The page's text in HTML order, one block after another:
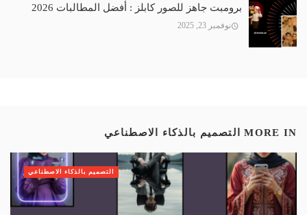
برومبت جاهز للصور كابلز : أفضل المطالبات 2026
نوفمبر 23, 2025
MORE IN التصميم بالذكاء الاصطناعي
التصميم بالذكاء الاصطناعي